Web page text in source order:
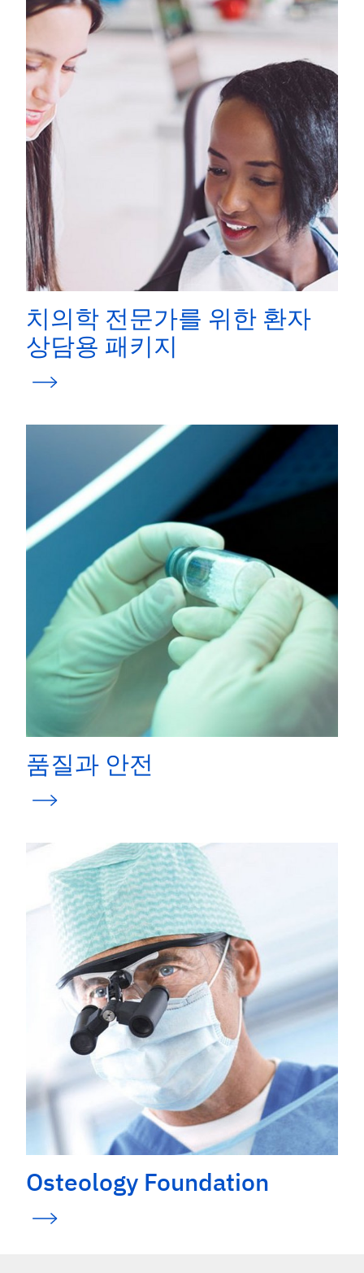
iData Research Inc., US Dental Bone Graft Substitutes and
other Biomaterials Market, 2011.
iData Inc., European Dental Bone Graft Substitutes and
other Biomaterials Market, 2012.
Pubmed search (19. September 2013)
6-month or longer follow-up. data on file, Geistlich Pharma
AG, Wolhusen, Switzerland
치의학 전문가를 위한 환자
상담용 패키지
품질과 안전
Osteology Foundation